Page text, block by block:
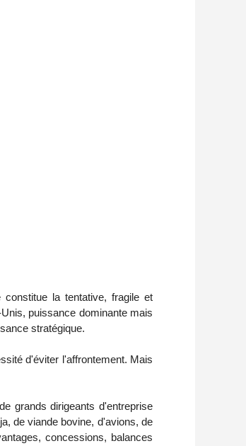
la tentative, fragile et
puissance dominante mais
stratégique.
d'éviter l'affrontement. Mais
grands dirigeants d'entreprise
de viande bovine, d'avions, de
concessions, balances